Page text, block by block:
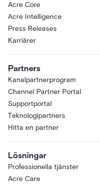
Acre Core
Acre Intelligence
Press Releases
Karriärer
Partners
Kanalpartnerprogram
Channel Partner Portal
Supportportal
Teknologipartners
Hitta en partner
Lösningar
Professionella tjänster
Acre Care